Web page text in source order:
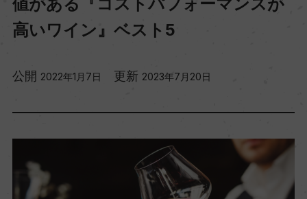
高いワイン』ベスト5
公開 2022年1月7日 更新 2023年7月20日